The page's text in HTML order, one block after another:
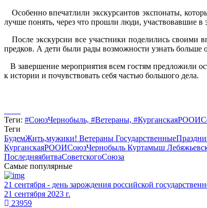
Особенно впечатлили экскурсантов экспонаты,
лучше понять, через что прошли люди, участвовавшие в
После экскурсии все участники поделились своими
предков. А дети были рады возможности узнать
В завершение мероприятия всем гостям предложили
к истории и почувствовать себя частью большого дела.
Теги: #СоюзЧернобыль, #Ветераны,
Теги
БудемЖить,мужики! Ветераны
КурганскаяРООИСоюзЧернобыль Куртамыш
ПоследняябитваСоветскогоСоюза
Самые популярные
21 сентября - день зарождения российской
21 сентября 2023 г.
23959